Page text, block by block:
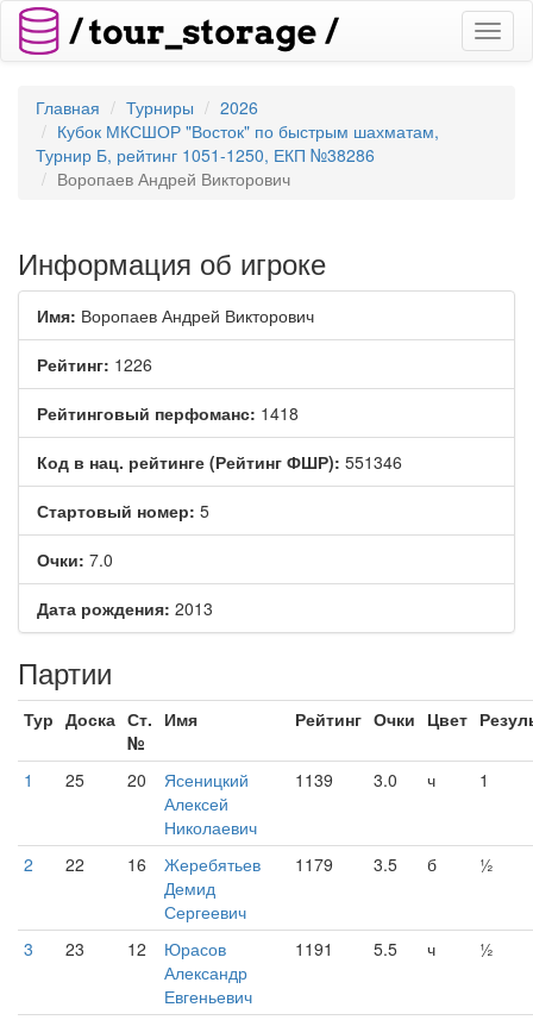
Главная Турниры
2026
Кубок МКСШОР "Восток" по быстрым шахматам,
Турнир Б, рейтинг 1051-1250, ЕКП №38286
Воропаев Андрей Викторович
Информация об игроке
Имя: Воропаев Андрей Викторович
Рейтинг: 1226
Рейтинговый перфоманс: 1418
Код в нац. рейтинге (Рейтинг ФШР): 551346
Стартовый номер: 5
Очки: 7.0
Дата рождения: 2013
Партии
Тур Доска Ст.
№
Имя Рейтинг Очки Цвет
1 25 20
Ясеницкий
Алексей
Николаевич
1139 3.0 ч 1
2 22 16
Жеребятьев
Демид
Сергеевич
1179 3.5 б ½
3 23 12
Юрасов
Александр
Евгеньевич
1191 5.5 ч ½